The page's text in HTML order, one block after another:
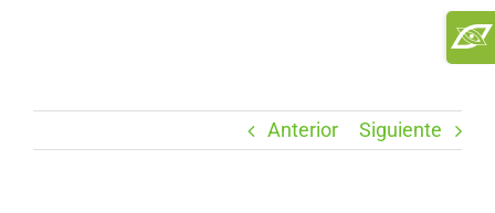
Anterior Siguiente
Area